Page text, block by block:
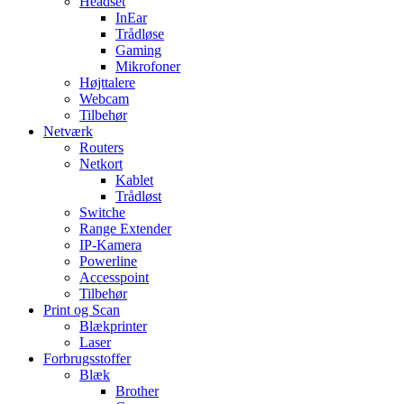
InEar
Trådløse
Gaming
Mikrofoner
Højttalere
Webcam
Tilbehør
Netværk
Routers
Netkort
Kablet
Trådløst
Switche
Range Extender
IP-Kamera
Powerline
Accesspoint
Tilbehør
Print og Scan
Blækprinter
Laser
Forbrugsstoffer
Blæk
Brother